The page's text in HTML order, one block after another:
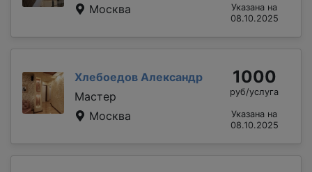
Москва
Указана на
08.10.2025
Хлебоедов Александр
Мастер
Москва
1000
руб/услуга
Указана на
08.10.2025